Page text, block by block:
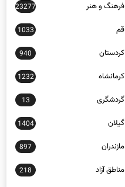
فرهنگ و هنر 23277
قم 1033
کردستان 940
کرمانشاه 1232
گردشگری 13
گیلان 1404
مازندران 897
مناطق آزاد 218